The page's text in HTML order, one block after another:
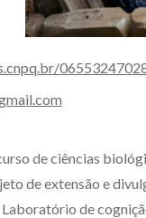
de ciências
de extensão e
de